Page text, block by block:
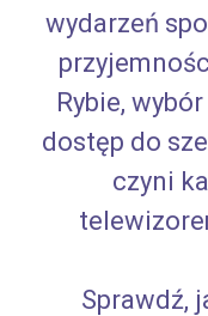
wydarzeń
Rybie,
dostęp do
czyni
Sprawdź,